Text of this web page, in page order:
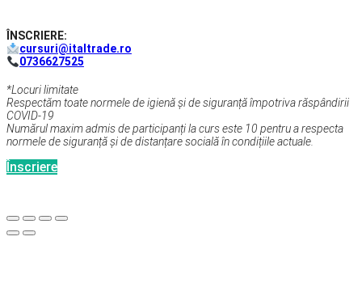
ÎNSCRIERE:
cursuri@italtrade.ro
0736627525
*Locuri limitate
Respectăm toate normele de igienă și de siguranță împotriva răspândirii
COVID-19
Numărul maxim admis de participanți la curs este 10 pentru a respecta
normele de siguranță și de distanțare socială în condițiile actuale.
Înscriere